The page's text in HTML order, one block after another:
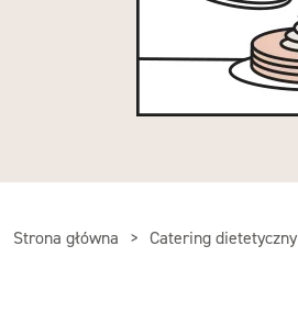
Strona główna Catering dietetyczny